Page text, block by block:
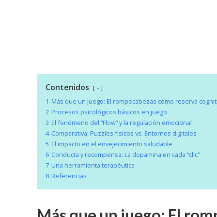
Contenidos
-
1 Más que un juego: El rompecabezas como reserva
2 Procesos psicológicos básicos en juego
3 El fenómeno del “Flow” y la regulación emocional
4 Comparativa: Puzzles físicos vs. Entornos digitales
5 El impacto en el envejecimiento saludable
6 Conducta y recompensa: La dopamina en cada “clic”
7 Una herramienta terapéutica
8 Referencias